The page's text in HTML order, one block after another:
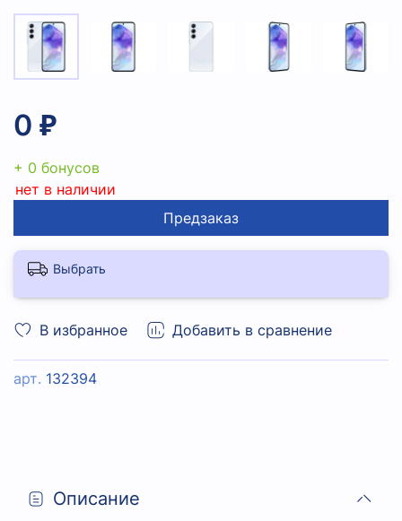
В избранное Добавить в сравнение
арт. 132394
0 ₽
+ 0 бонусов
нет в наличии
Предзаказ
Выбрать
Описание